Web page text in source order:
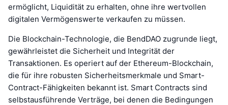
ermöglicht, Liquidität zu erhalten, ohne ihre wertvollen
digitalen Vermögenswerte verkaufen zu müssen.
Die Blockchain-Technologie, die BendDAO zugrunde liegt,
gewährleistet die Sicherheit und Integrität der
Transaktionen. Es operiert auf der Ethereum-Blockchain,
die für ihre robusten Sicherheitsmerkmale und Smart-
Contract-Fähigkeiten bekannt ist. Smart Contracts sind
selbstausführende Verträge, bei denen die Bedingungen